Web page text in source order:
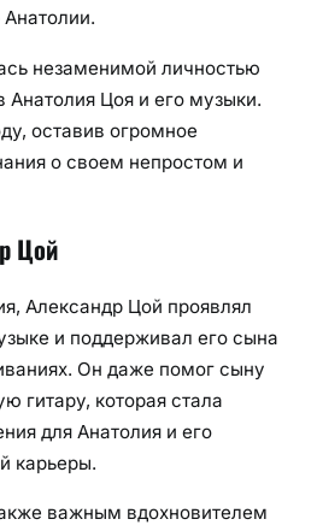
незаменимой личностью
Анатолия Цоя и его музыки.
оставив огромное
о своем непростом и
Цой
Александр Цой проявлял
и поддерживал его сына
Он даже помог сыну
гитару, которая стала
для Анатолия и его
карьеры.
важным вдохновителем